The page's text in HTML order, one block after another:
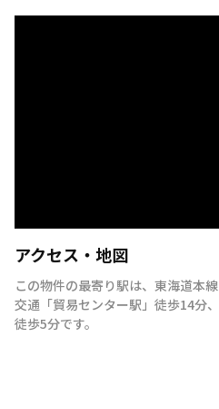
アクセス・地図
この物件の最寄り駅は、 東海道本線
交通 「貿易センター駅 」 徒歩14分、
徒歩5分です。